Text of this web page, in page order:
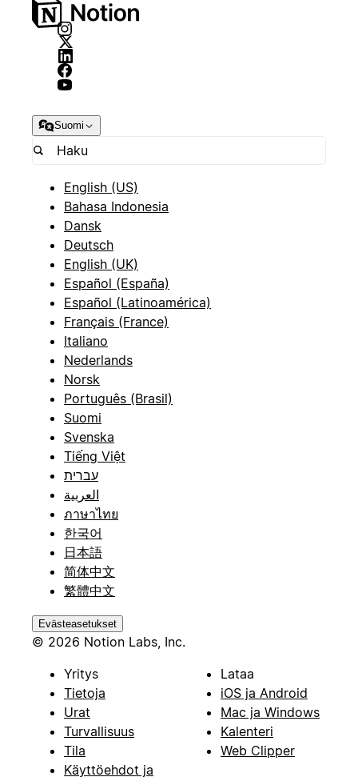
Suomi
English (US)
Bahasa Indonesia
Dansk
Deutsch
English (UK)
Español (España)
Español (Latinoamérica)
Français (France)
Italiano
Nederlands
Norsk
Português (Brasil)
Suomi
Svenska
Tiếng Việt
עברית
العربية
ภาษาไทย
한국어
日本語
简体中文
繁體中文
Evästeasetukset
© 2026 Notion Labs, Inc.
Yritys
Tietoja
Urat
Turvallisuus
Tila
Käyttöehdot ja
Lataa
iOS ja Android
Mac ja Windows
Kalenteri
Web Clipper